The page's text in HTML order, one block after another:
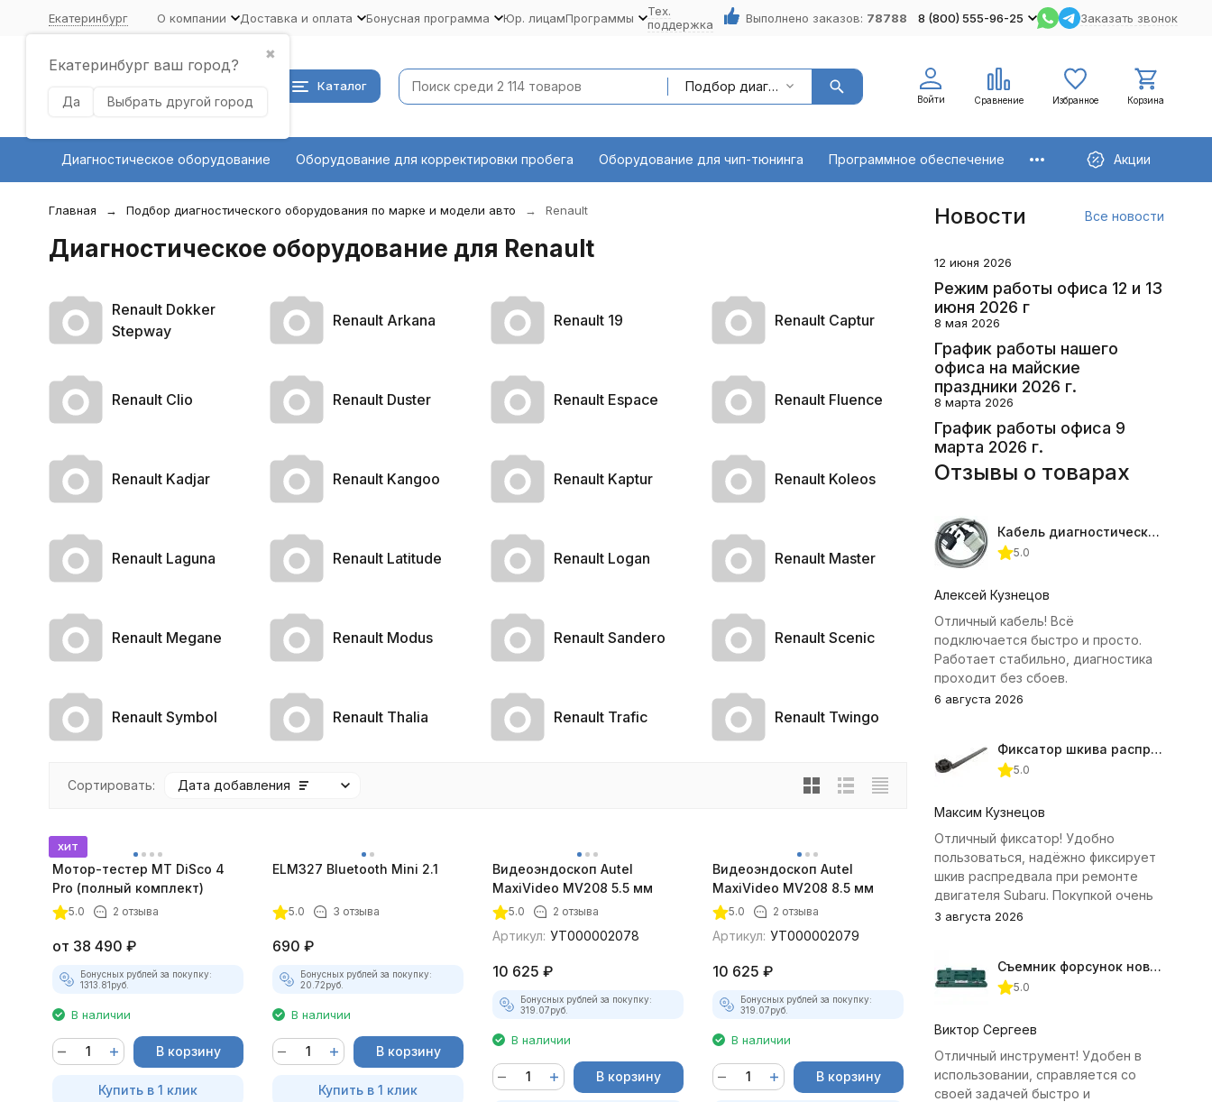
Екатеринбург
✖
Екатеринбург ваш город?
Да Выбрать другой город
О компании Доставка и оплата Бонусная программа Юр. лицамПрограммы
Тех.
поддержка
Выполнено заказов: 78788 8 (800) 555-96-25 Заказать звонок
Каталог Подбор диагностического оборудования по марке и модели авто
Войти Сравнение Избранное Корзина
Диагностическое оборудование Оборудование для корректировки пробега Оборудование для чип-тюнинга Программное обеспечение Акции
Главная Подбор диагностического оборудования по марке и модели авто Renault
Диагностическое оборудование для Renault
Renault Dokker
Stepway
Renault Arkana Renault 19 Renault Captur
Renault Clio Renault Duster Renault Espace Renault Fluence
Renault Kadjar Renault Kangoo Renault Kaptur Renault Koleos
Renault Laguna Renault Latitude Renault Logan Renault Master
Renault Megane Renault Modus Renault Sandero Renault Scenic
Renault Symbol Renault Thalia Renault Trafic Renault Twingo
Сортировать: Дата добавления
хит
Мотор-тестер MT DiSco 4
Pro (полный комплект)
5.0 2 отзыва
от 38 490 ₽
Бонусных рублей за покупку:
1313.81руб.
В наличии
В корзину
Купить в 1 клик
ELM327 Bluetooth Mini 2.1
5.0 3 отзыва
690 ₽
Бонусных рублей за покупку:
20.72руб.
В наличии
В корзину
Купить в 1 клик
Видеоэндоскоп Autel
MaxiVideo MV208 5.5 мм
5.0 2 отзыва
Артикул: УТ000002078
10 625 ₽
Бонусных рублей за покупку:
319.07руб.
В наличии
В корзину
Видеоэндоскоп Autel
MaxiVideo MV208 8.5 мм
5.0 2 отзыва
Артикул: УТ000002079
10 625 ₽
Бонусных рублей за покупку:
319.07руб.
В наличии
В корзину
Новости Все новости
12 июня 2026
Режим работы офиса 12 и 13
июня 2026 г
8 мая 2026
График работы нашего
офиса на майские
праздники 2026 г.
8 марта 2026
График работы офиса 9
марта 2026 г.
Отзывы о товарах
Кабель диагностический ГАЗ 24 для АВТОАС
5.0
Алексей Кузнецов
Отличный кабель! Всё
подключается быстро и просто.
Работает стабильно, диагностика
проходит без сбоев.
6 августа 2026
Фиксатор шкива распредвала (Subaru) JTC-4409
5.0
Максим Кузнецов
Отличный фиксатор! Удобно
пользоваться, надёжно фиксирует
шкив распредвала при ремонте
двигателя Subaru. Покупкой очень
доволен.
3 августа 2026
Съемник форсунок новых дизельных двигателей Jonnesway
5.0
Виктор Сергеев
Отличный инструмент! Удобен в
использовании, справляется со
своей задачей быстро и